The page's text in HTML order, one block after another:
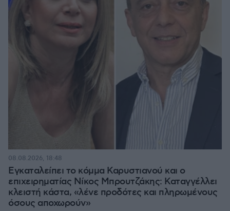
Εγκαταλείπει το κόμμα Καρυστιανού και ο
επιχειρηματίας Νίκος Μπρουτζάκης: Καταγγέλλει
κλειστή κάστα, «λένε προδότες και πληρωμένους
όσους αποχωρούν»
08.08.2026, 18:48